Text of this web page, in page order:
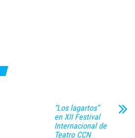
“Los lagartos”
en XII Festival
Internacional de
Teatro CCN